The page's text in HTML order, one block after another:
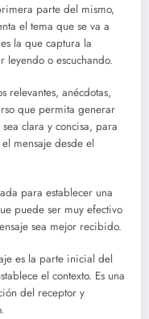
parte del mismo,
el tema que se va a
la que captura la
leyendo o escuchando.
relevantes, anécdotas,
que permita generar
clara y concisa, para
mensaje desde el
para establecer una
puede ser muy efectivo
sea mejor recibido.
es la parte inicial del
el contexto. Es una
del receptor y